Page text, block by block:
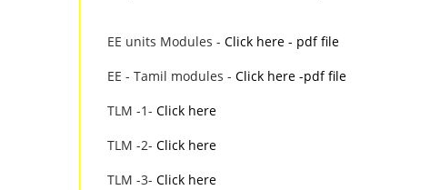
EE units Modules - Click here - pdf file
EE - Tamil modules - Click here -pdf file
TLM -1- Click here
TLM -2- Click here
TLM -3- Click here